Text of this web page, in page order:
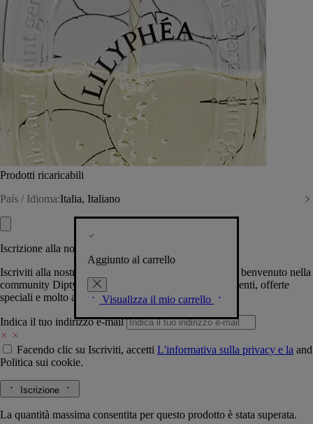
Prodotti ricaricabili
País / Idioma:Italia, Italiano
Aggiunto al carrello
Visualizza il mio carrello
Iscrizione alla nostra Newsletter
Iscriviti alla nostra newsletter per permetterci di darti il benvenuto nella
community Diptyque e tenerti al corrente su novità, eventi, offerte
speciali e molto altro.
Indica il tuo indirizzo e-mail
Facendo clic su Iscriviti, accetti L'informativa sulla privacy e la and
Politica sui cookie.
Iscrizione
La quantità massima consentita per questo prodotto è stata superata.